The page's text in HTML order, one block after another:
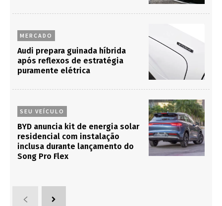
MERCADO
Audi prepara guinada híbrida
após reflexos de estratégia
puramente elétrica
SEU VEÍCULO
BYD anuncia kit de energia solar
residencial com instalação
inclusa durante lançamento do
Song Pro Flex